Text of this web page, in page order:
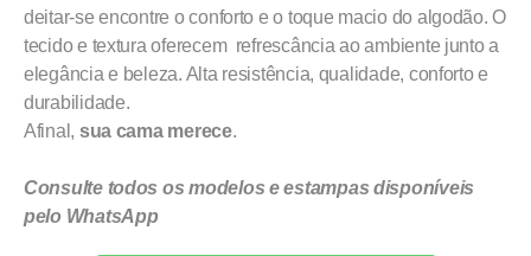
deitar-se encontre o conforto e o toque macio do algodão. O
tecido e textura oferecem refrescância ao ambiente junto a
elegância e beleza. Alta resistência, qualidade, conforto e
durabilidade.
Afinal, sua cama merece.
Consulte todos os modelos e estampas disponíveis
pelo WhatsApp